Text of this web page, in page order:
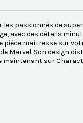
passionnés de
avec des détails
maîtresse sur
Marvel. Son design
maintenant sur